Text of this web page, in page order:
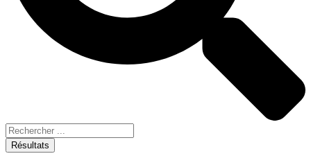
Résultats